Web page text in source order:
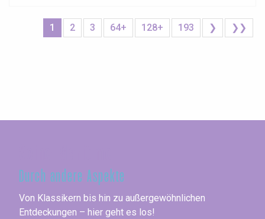
1 2 3 64+ 128+ 193 ❯ ❯❯
Durch andere Aspekte
Von Klassikern bis hin zu außergewöhnlichen
Entdeckungen – hier geht es los!